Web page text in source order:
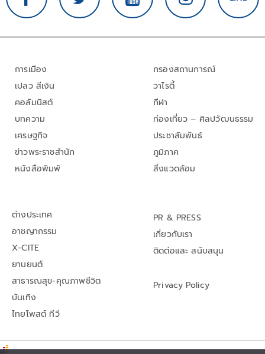
การเมือง
เปลว สีเงิน
คอลัมนิสต์
บทความ
เศรษฐกิจ
ข่าวพระราชสำนัก
หนังสือพิมพ์
กรองสถานการณ์
วาไรตี้
กีฬา
ท่องเที่ยว – ศิลปวัฒนธรรม
ประชาสัมพันธ์
ภูมิภาค
สิ่งแวดล้อม
ต่างประเทศ
อาชญากรรม
X-CITE
ยานยนต์
สาธารณสุข-คุณภาพชีวิต
บันเทิง
ไทยโพสต์ ทีวี
PR & PRESS
เกี่ยวกับเรา
ติดต่อและ สนับสนุน
Privacy Policy